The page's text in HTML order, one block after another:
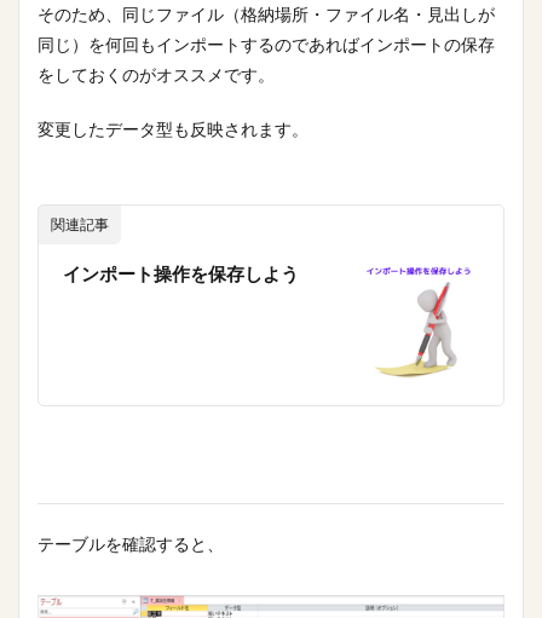
そのため、同じファイル（格納場所・ファイル名・見出しが
同じ）を何回もインポートするのであればインポートの保存
をしておくのがオススメです。
変更したデータ型も反映されます。
関連記事
インポート操作を保存しよう
テーブルを確認すると、